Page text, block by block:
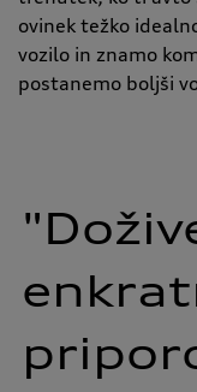
ovinek težko
vozilo in znamo
postanemo boljši